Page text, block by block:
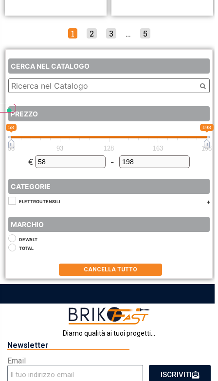
CERCA NEL CATALOGO
PREZZO
58 198
58 93 128 163 198
€ Minimum Price
-
Maximum Price
CATEGORIE
ELETTROUTENSILI
MARCHIO
DEWALT
TOTAL
CANCELLA TUTTO
1 2 3 … 5
Diamo qualità ai tuoi progetti...
Newsletter
Email
ISCRIVITI